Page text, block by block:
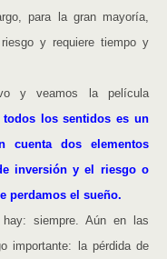
para la gran mayoría,
y requiere tiempo y
y veamos la película
todos los sentidos es un
cuenta dos elementos
inversión y el riesgo o
perdamos el sueño.
hay: siempre. Aún en las
importante: la pérdida de